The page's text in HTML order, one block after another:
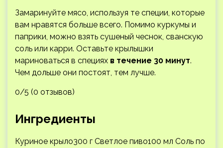
Замаринуйте мясо, используя те специи, которые
вам нравятся больше всего. Помимо куркумы и
паприки, можно взять сушеный чеснок, сванскую
соль или карри. Оставьте крылышки
мариноваться в специях в течение 30 минут.
Чем дольше они постоят, тем лучше.
0/5 (0 отзывов)
Ингредиенты
Куриное крыло300 г Светлое пиво100 мл Соль по